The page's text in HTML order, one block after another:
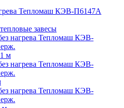
завесы
м